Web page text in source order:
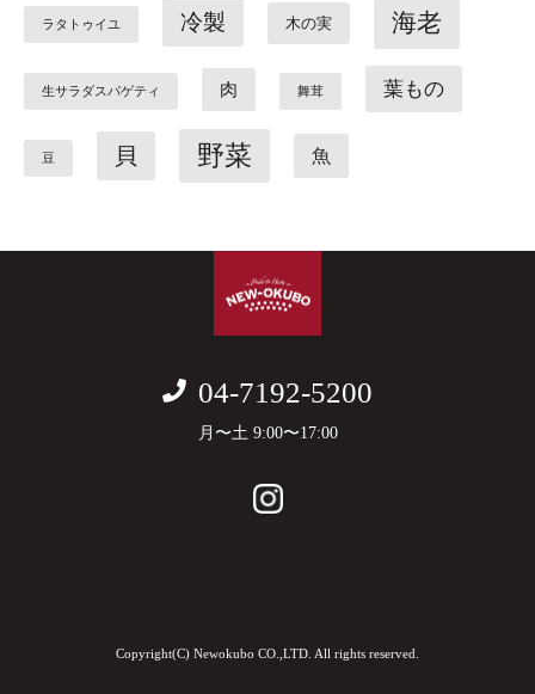
ラタトゥイユ 冷製 木の実 海老
生サラダスパゲティ 肉 舞茸 葉もの
豆 貝 野菜 魚
04-7192-5200
月〜土 9:00〜17:00
Copyright(C) Newokubo CO.,LTD. All rights reserved.